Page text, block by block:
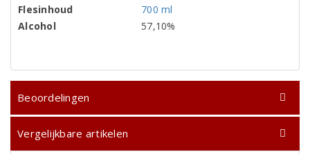
Flesinhoud
700 ml
Alcohol
57,10%
Beoordelingen
Vergelijkbare artikelen